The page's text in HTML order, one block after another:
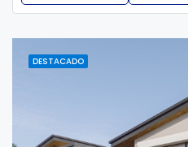
DESTACADO